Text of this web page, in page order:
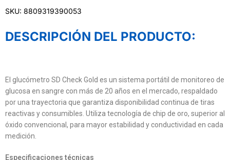
SKU: 8809319390053
DESCRIPCIÓN DEL PRODUCTO:
El glucómetro SD Check Gold es un sistema portátil de monitoreo de
glucosa en sangre con más de 20 años en el mercado, respaldado
por una trayectoria que garantiza disponibilidad continua de tiras
reactivas y consumibles. Utiliza tecnología de chip de oro, superior al
óxido convencional, para mayor estabilidad y conductividad en cada
medición.
Especificaciones técnicas